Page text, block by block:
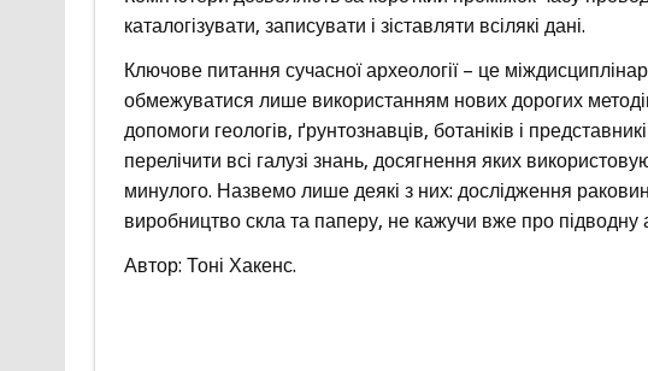
каталогізувати, записувати і зіставляти всілякі дані.
Ключове питання сучасної археології – це
обмежуватися лише використанням нових дорогих
допомоги геологів, ґрунтознавців, ботаніків і
перелічити всі галузі знань, досягнення яких
минулого. Назвемо лише деякі з них: дослідження
виробництво скла та паперу, не кажучи вже про підводну
Автор: Тоні Хакенс.